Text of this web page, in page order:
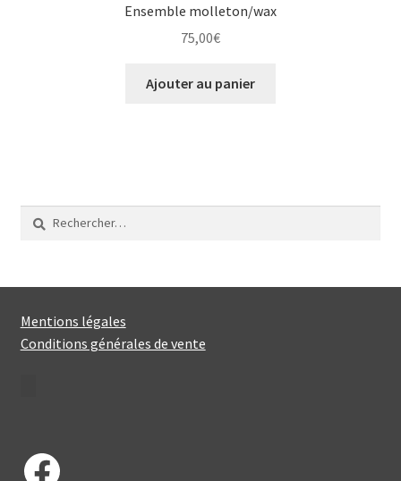
Ensemble molleton/wax
75,00€
Ajouter au panier
Mentions légales
Conditions générales de vente
Facebook